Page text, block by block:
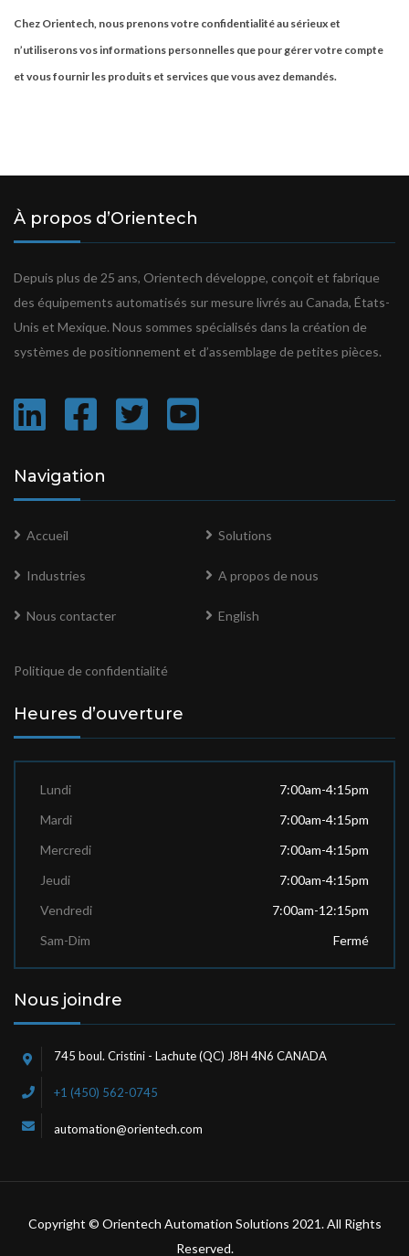
Chez Orientech, nous prenons votre confidentialité au sérieux et
n’utiliserons vos informations personnelles que pour gérer votre compte
et vous fournir les produits et services que vous avez demandés.
À propos d’Orientech
Depuis plus de 25 ans, Orientech développe, conçoit et fabrique
des équipements automatisés sur mesure livrés au Canada, États-
Unis et Mexique. Nous sommes spécialisés dans la création de
systèmes de positionnement et d’assemblage de petites pièces.
Navigation
Accueil Solutions
Industries A propos de nous
Nous contacter English
Politique de confidentialité
Heures d’ouverture
Lundi
7:00am-4:15pm
Mardi
7:00am-4:15pm
Mercredi
7:00am-4:15pm
Jeudi
7:00am-4:15pm
Vendredi
7:00am-12:15pm
Sam-Dim
Fermé
Nous joindre
745 boul. Cristini - Lachute (QC) J8H 4N6 CANADA
+1 (450) 562-0745
automation@orientech.com
Copyright © Orientech Automation Solutions 2021. All Rights
Reserved.